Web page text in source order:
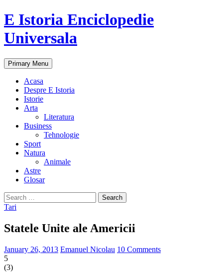
E Istoria Enciclopedie
Universala
Search
Primary Menu Skip
to
Acasa
Despre E Istoria
Istorie
Arta
Literatura
Business
Tehnologie
Sport
Natura
Animale
Astre
Glosar
Search
for:
Tari
Statele Unite ale Americii
January 26, 2013 Emanuel Nicolau 10 Comments
5
(3)